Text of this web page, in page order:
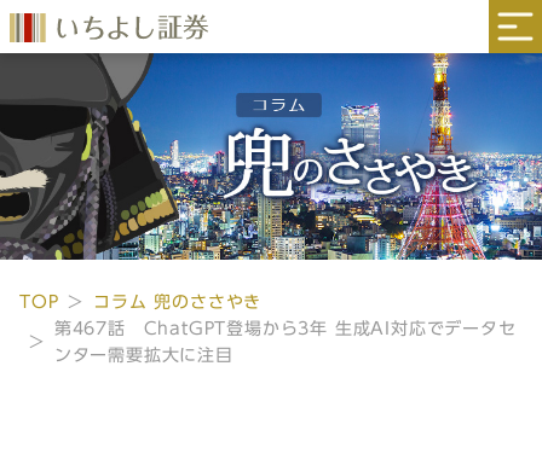
TOP
コラム 兜のささやき
第467話 ChatGPT登場から3年 生成AI対応でデータセ
ンター需要拡大に注目